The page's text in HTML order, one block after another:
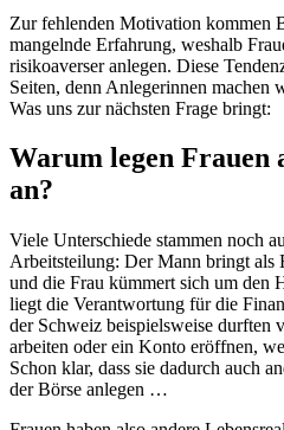
Zur fehlenden Motivation kommen
mangelnde Erfahrung, weshalb
risikoaverser anlegen. Diese
Seiten, denn Anlegerinnen machen
Was uns zur nächsten Frage bringt:
Warum legen Frauen
an?
Viele Unterschiede stammen noch
Arbeitsteilung: Der Mann bringt als
und die Frau kümmert sich um den
liegt die Verantwortung für die
der Schweiz beispielsweise durften
arbeiten oder ein Konto eröffnen,
Schon klar, dass sie dadurch auch
der Börse anlegen …